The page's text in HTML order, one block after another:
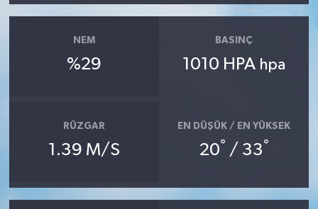
NEM
%29
BASINÇ
1010 HPA hpa
RÜZGAR
1.39 M/S
EN DÜŞÜK / EN YÜKSEK
20° / 33°